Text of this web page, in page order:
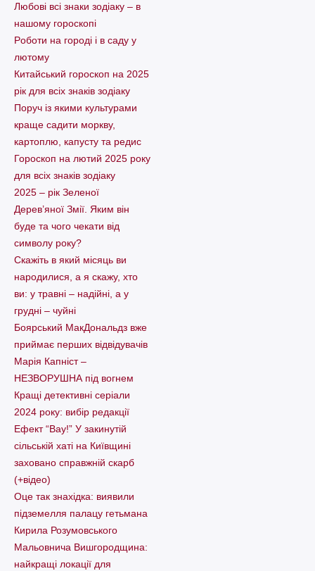
Любові всі знаки зодіаку – в
нашому гороскопі
Pоботи на городі і в саду у
лютому
Китайський гороскоп на 2025
рік для всіх знаків зодіаку
Поруч із якими культурами
краще садити моркву,
картоплю, капусту та редис
Гороскоп на лютий 2025 року
для всіх знаків зодіаку
2025 – рік Зеленої
Дерев’яної Змії. Яким він
буде та чого чекати від
символу року?
Скажіть в який місяць ви
народилися, а я скажу, хто
ви: у травні – надійні, а у
грудні – чуйні
Боярський МакДональдз вже
приймає перших відвідувачів
Марія Капніст –
НЕЗВОРУШНА під вогнем
Кращі детективні серіали
2024 року: вибір редакції
Ефект “Вау!” У закинутій
сільській хаті на Київщині
заховано справжній скарб
(+відео)
Оце так знахідка: виявили
підземелля палацу гетьмана
Кирила Розумовського
Мальовнича Вишгородщина:
найкращі локації для